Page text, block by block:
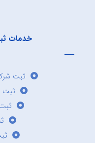
خدمات
ثبت